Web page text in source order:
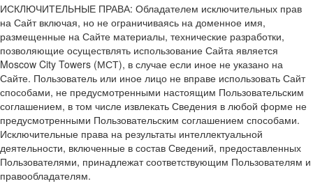
ИСКЛЮЧИТЕЛЬНЫЕ ПРАВА: Обладателем исключительных прав
на Сайт включая, но не ограничиваясь на доменное имя,
размещенные на Сайте материалы, технические разработки,
позволяющие осуществлять использование Сайта является
Moscow City Towers (МСТ), в случае если иное не указано на
Сайте. Пользователь или иное лицо не вправе использовать Сайт
способами, не предусмотренными настоящим Пользовательским
соглашением, в том числе извлекать Сведения в любой форме не
предусмотренными Пользовательским соглашением способами.
Исключительные права на результаты интеллектуальной
деятельности, включенные в состав Сведений, предоставленных
Пользователями, принадлежат соответствующим Пользователям и
правообладателям.